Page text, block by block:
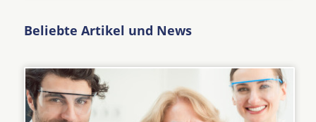
Beliebte Artikel und News